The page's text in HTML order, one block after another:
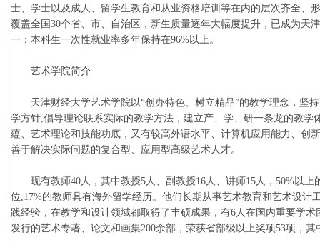
士、学士以及成人、留学生教育和从业资格培训等在内的层次齐全、
覆盖全国30个省、市、自治区，新生质量逐年大幅度提升，已成为天
一；本科生一次性就业率多年保持在96%以上。
艺术学院简介
天津财经大学艺术学院以“创办特色、树立精品”的教学理念，坚
学方针,倡导理论联系实际的教学方法，建立产、学、研一条龙的教学
蕴、艺术理论和技能功底，又有较高外语水平、计算机应用能力、创
善于解决实际问题的复合型、应用型高级艺术人才。
现有教师40人，其中教授5人、副教授16人、讲师15人，50%以上
位,17%的教师具有海外留学经历。他们长期从事艺术教育和艺术设计
践经验，在教学和设计领域都取得了丰硕成果，有6人在国内重要学
发行的艺术专著、论文和画集200余部，荣获省部级以上奖项53项，其